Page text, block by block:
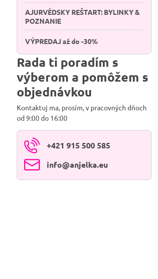
AJURVÉDSKY REŠTART: BYLINKY &
POZNANIE
VÝPREDAJ až do -30%
Rada ti poradím s
výberom a pomôžem s
objednávkou
Kontaktuj ma, prosím, v pracovných dňoch
od 9:00 do 16:00
+421 915 500 585
info​@anjelka​.eu